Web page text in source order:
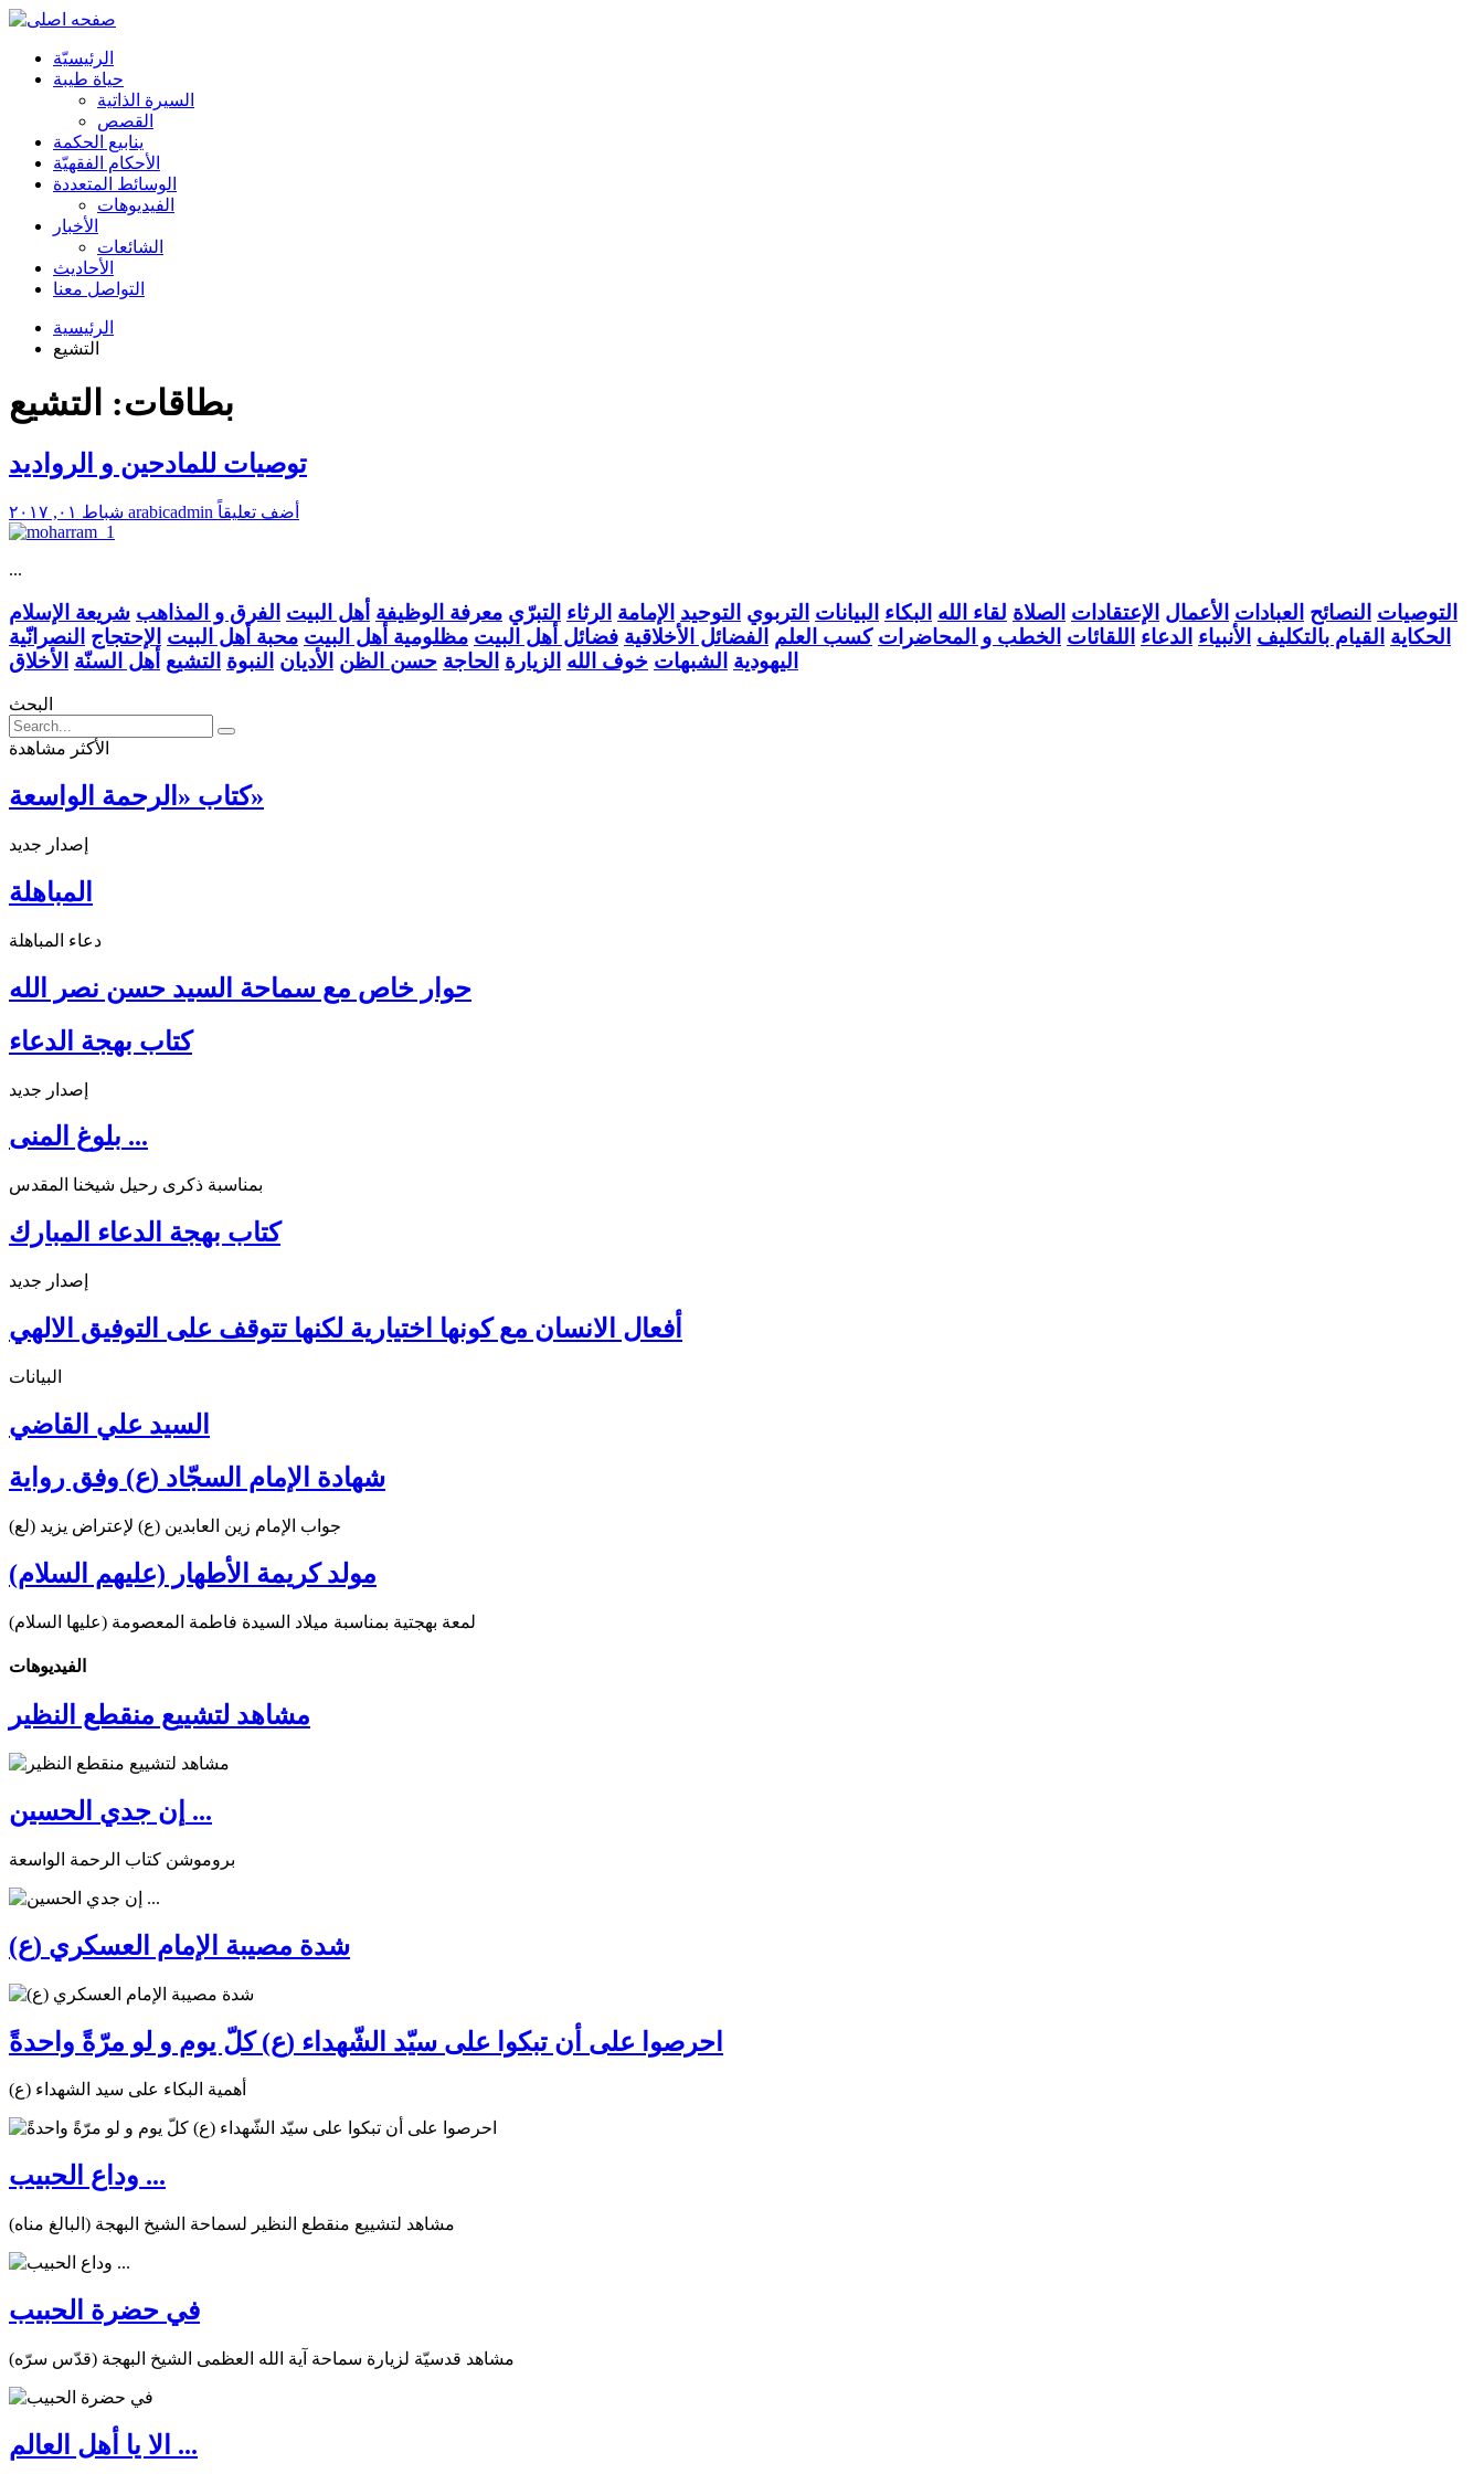
الرئیسیّة
حياة طيبة
السيرة الذاتية
القصص
ينابيع الحكمة
الأحکام الفقهیّة
الوسائط المتعددة
الفیدیوهات
الأخبار
الشائعات
الأحادیث
التواصل معنا
الرئيسية
التشيع
بطاقات: التشيع
توصيات للمادحين و الرواديد
arabicadmin أضف تعليقاً
...
التوصيات النصائح العبادات الأعمال الإعتقادات الصلاة لقاء الله البكاء البيانات التربوي التوحيد الإمامة الرثاء التبرّي معرفة الوظيفة أهل البيت الفرق و المذاهب شريعة الإسلام
الحكاية القيام بالتكليف الأنبياء الدعاء اللقائات الخطب و المحاضرات كسب العلم الفضائل الأخلاقية فضائل أهل البيت مظلومية أهل البيت محبة أهل البيت الإحتجاج النصرانّية
اليهودية الشبهات خوف الله الزيارة الحاجة حسن الظن الأديان النبوة التشيع أهل السنّة الأخلاق
البحث
الأكثر مشاهدة
كتاب «الرحمة الواسعة»
إصدار جديد
المباهلة
دعاء المباهلة
حوار خاص مع سماحة السيد حسن نصر الله
كتاب بهجة الدعاء
إصدار جديد
بلوغ المنى ...
بمناسبة ذكرى رحيل شيخنا المقدس
كتاب بهجة الدعاء المبارك
إصدار جديد
أفعال الانسان مع كونها اختيارية لكنها تتوقف على التوفيق الالهي
البيانات
السيد علي القاضي
شهادة الإمام السجّاد (ع) وفق رواية
جواب الإمام زين العابدين (ع) لإعتراض يزيد (لع)
مولد كريمة الأطهار (عليهم السلام)
لمعة بهجتية بمناسبة ميلاد السيدة فاطمة المعصومة (عليها السلام)
الفیدیوهات
مشاهد لتشييع منقطع النظير
إن جدي الحسين ...
بروموشن كتاب الرحمة الواسعة
شدة مصيبة الإمام العسكري (ع)
احرصوا على أن تبكوا على سيّد الشّهداء (ع) كلّ يوم و لو مرّةً واحدةً
أهمية البكاء على سيد الشهداء (ع)
وداع الحبيب ...
مشاهد لتشييع منقطع النظير لسماحة الشيخ البهجة (البالغ مناه)
في حضرة الحبيب
مشاهد قدسيّة لزيارة سماحة آية الله العظمى الشيخ البهجة (قدّس سرّه)
الا يا أهل العالم ...